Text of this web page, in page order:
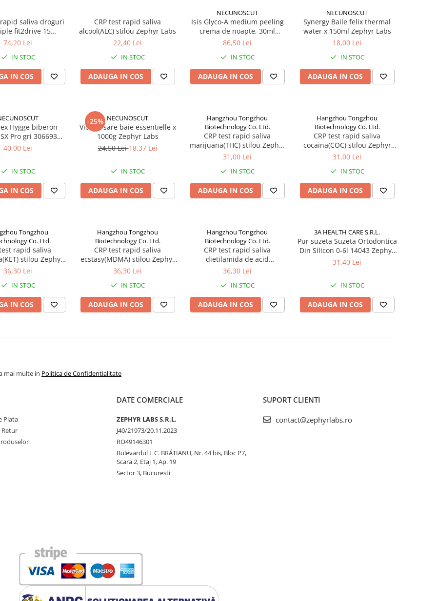
rapid saliva droguri
fit2drive 15
Zephyr Labs
74,20 Lei
IN STOC
IN COS
CRP test rapid saliva
alcool(ALC) stilou Zephyr Labs
22,40 Lei
IN STOC
ADAUGA IN COS
NECUNOSCUT
Isis Glyco-A medium peeling
crema de noapte, 30ml
Zephyr Labs
86,50 Lei
IN STOC
ADAUGA IN COS
NECUNOSCUT
Synergy Baile felix thermal
water x 150ml Zephyr Labs
18,00 Lei
IN STOC
ADAUGA IN COS
Hygge biberon
Pro gri 306693
Zephyr Labs
40,00 Lei
IN STOC
IN COS
-25% NECUNOSCUT
Viorica sare baie essentielle x
1000g Zephyr Labs
24,50 Lei18,37 Lei
IN STOC
ADAUGA IN COS
Hangzhou Tongzhou
Biotechnology Co. Ltd.
CRP test rapid saliva
marijuana(THC) stilou Zephyr
Labs
31,00 Lei
IN STOC
ADAUGA IN COS
Hangzhou Tongzhou
Biotechnology Co. Ltd.
CRP test rapid saliva
cocaina(COC) stilou Zephyr
Labs
31,00 Lei
IN STOC
ADAUGA IN COS
Tongzhou
Co. Ltd.
rapid saliva
stilou Zephyr
Labs
36,30 Lei
IN STOC
IN COS
Hangzhou Tongzhou
Biotechnology Co. Ltd.
CRP test rapid saliva
ecstasy(MDMA) stilou Zephyr
Labs
36,30 Lei
IN STOC
ADAUGA IN COS
Hangzhou Tongzhou
Biotechnology Co. Ltd.
CRP test rapid saliva
dietilamida de acid
lisergic(LSD) stilou Zephyr
36,30 Lei
IN STOC
ADAUGA IN COS
3A HEALTH CARE S.R.L.
Pur suzeta Suzeta Ortodontica
Din Silicon 0-6l 14043 Zephyr
Labs
31,40 Lei
IN STOC
ADAUGA IN COS
mai multe in Politica de Confidentialitate
Plata
Retur
DATE COMERCIALE
ZEPHYR LABS S.R.L.
J40/21973/20.11.2023
RO49146301
Bulevardul I. C. BRĂTIANU, Nr. 44 bis, Bloc P7,
Scara 2, Etaj 1, Ap. 19
Sector 3, Bucuresti
SUPORT CLIENTI
contact@zephyrlabs.ro